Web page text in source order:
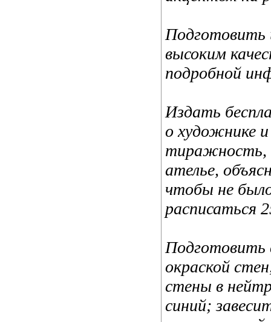
Подготовить
высоким
подробной
Издать
о художнике
тиражность,
ателье,
чтобы не
расписаться
Подготовить
окраской
стены в
синий;